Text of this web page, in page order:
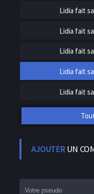
Lidia fait
Lidia fait
Lidia fait
Lidia fait
Lidia fait
AJOUTERUN